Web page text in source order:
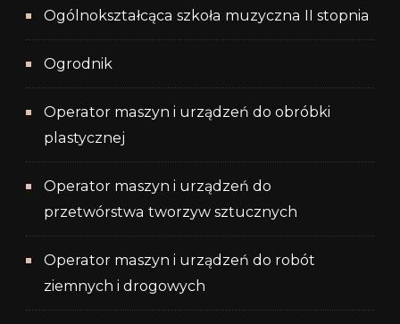
Ogólnokształcąca szkoła muzyczna II stopnia
Ogrodnik
Operator maszyn i urządzeń do obróbki
plastycznej
Operator maszyn i urządzeń do
przetwórstwa tworzyw sztucznych
Operator maszyn i urządzeń do robót
ziemnych i drogowych